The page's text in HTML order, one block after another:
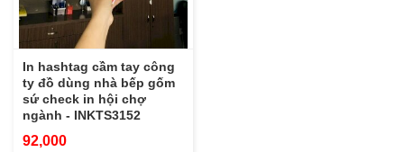
In hashtag cầm tay công
ty đồ dùng nhà bếp gốm
sứ check in hội chợ
ngành - INKTS3152
92,000